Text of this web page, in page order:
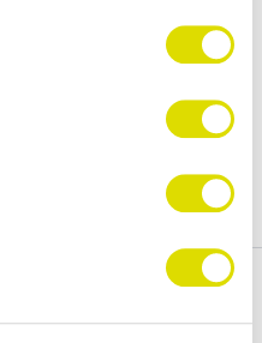
cookie-
gratis, nella sua